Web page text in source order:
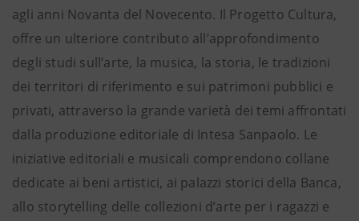
agli anni Novanta del Novecento. Il Progetto Cultura,
offre un ulteriore contributo all’approfondimento
degli studi sull’arte, la musica, la storia, le tradizioni
dei territori di riferimento e sui patrimoni pubblici e
privati, attraverso la grande varietà dei temi affrontati
dalla produzione editoriale di Intesa Sanpaolo. Le
iniziative editoriali e musicali comprendono collane
dedicate ai beni artistici, ai palazzi storici della Banca,
allo storytelling delle collezioni d’arte per i ragazzi e